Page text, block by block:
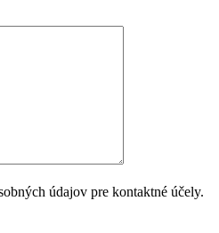
údajov pre kontaktné účely.